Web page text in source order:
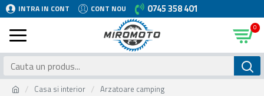
INTRA IN CONT CONT NOU 0745 358 401
0
Casa si interior
Arzatoare camping